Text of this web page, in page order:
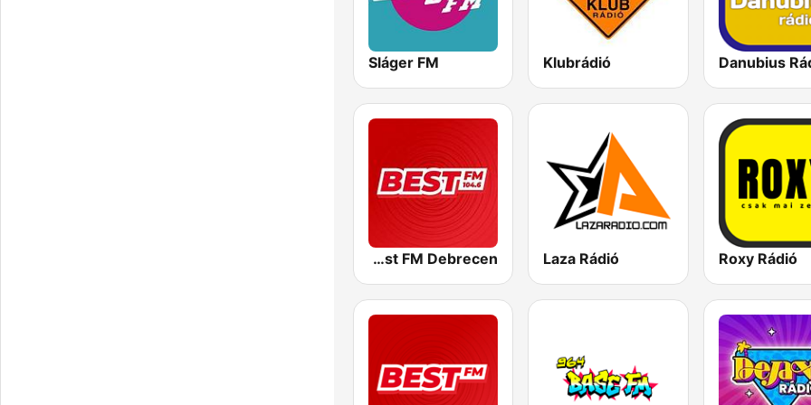
Danubius
Klubrádió
Sláger FM
Roxy Rádió
Laza Rádió
Best FM Debrecen